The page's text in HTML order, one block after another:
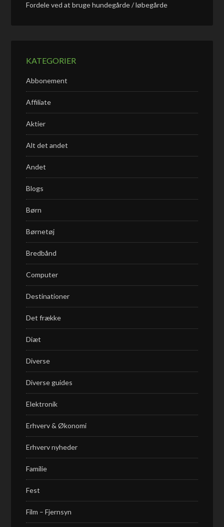
Fordele ved at bruge hundegårde / løbegårde
KATEGORIER
Abbonement
Affiliate
Aktier
Alt det andet
Andet
Blogs
Børn
Børnetøj
Bredbånd
Computer
Destinationer
Det frække
Diæt
Diverse
Diverse guides
Elektronik
Erhverv & Økonomi
Erhverv nyheder
Familie
Fest
Film – Fjernsyn